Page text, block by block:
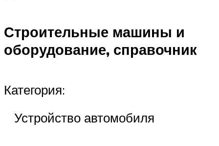
Строительные машины и
оборудование, справочник
Категория:
Устройство автомобиля